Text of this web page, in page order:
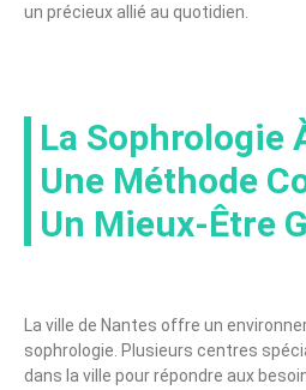
un précieux allié au quotidien.
La Sophrologie
Une Méthode
Un Mieux-Être
La ville de Nantes offre un
sophrologie. Plusieurs centres
dans la ville pour répondre aux